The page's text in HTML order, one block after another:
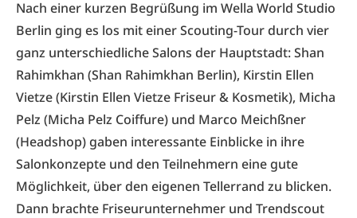
Nach einer kurzen Begrüßung im Wella World Studio
Berlin ging es los mit einer Scouting-Tour durch vier
ganz unterschiedliche Salons der Hauptstadt: Shan
Rahimkhan (Shan Rahimkhan Berlin), Kirstin Ellen
Vietze (Kirstin Ellen Vietze Friseur & Kosmetik), Micha
Pelz (Micha Pelz Coiffure) und Marco Meichßner
(Headshop) gaben interessante Einblicke in ihre
Salonkonzepte und den Teilnehmern eine gute
Möglichkeit, über den eigenen Tellerrand zu blicken.
Dann brachte Friseurunternehmer und Trendscout